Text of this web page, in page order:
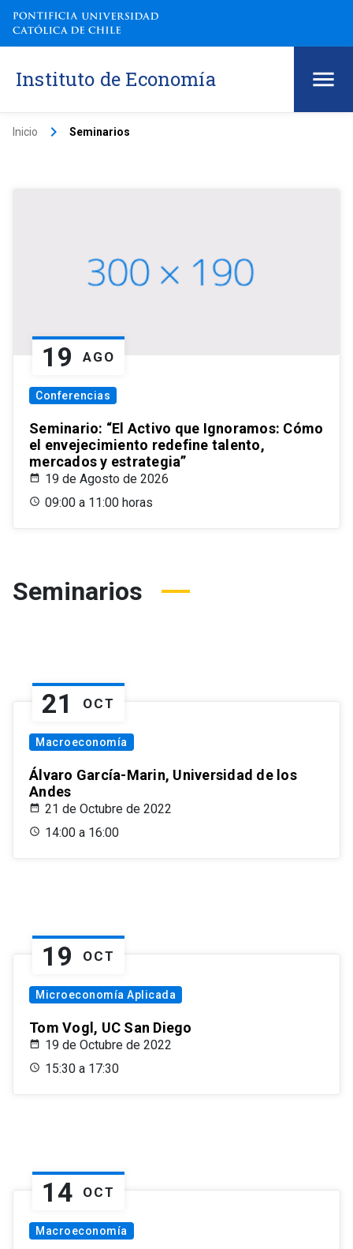
Instituto de Economía
Inicio keyboard_arrow_right Seminarios
19 AGO
Conferencias
Seminario: “El Activo que Ignoramos: Cómo
el envejecimiento redefine talento,
mercados y estrategia”
19 de Agosto de 2026
09:00 a 11:00 horas
Seminarios
21 OCT
Macroeconomía
Álvaro García-Marin, Universidad de los
Andes
21 de Octubre de 2022
14:00 a 16:00
19 OCT
Microeconomía Aplicada
Tom Vogl, UC San Diego
19 de Octubre de 2022
15:30 a 17:30
14 OCT
Macroeconomía